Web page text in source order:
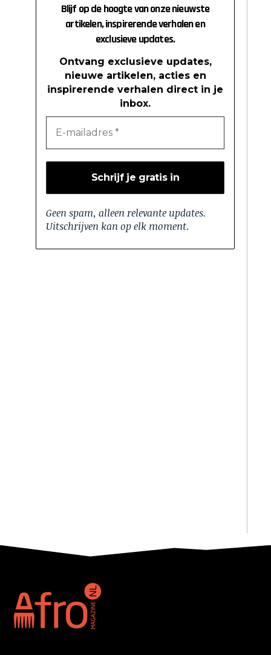
Blijf op de hoogte van onze nieuwste
artikelen, inspirerende verhalen en
exclusieve updates.
Ontvang exclusieve updates,
nieuwe artikelen, acties en
inspirerende verhalen direct in je
inbox.
Geen spam, alleen relevante updates.
Uitschrijven kan op elk moment.